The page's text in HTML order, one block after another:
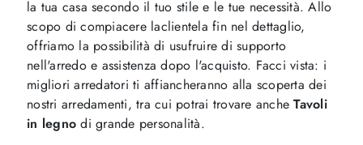
la tua casa secondo il tuo stile e le tue necessità. Allo
scopo di compiacere laclientela fin nel dettaglio,
offriamo la possibilità di usufruire di supporto
nell'arredo e assistenza dopo l'acquisto. Facci vista: i
migliori arredatori ti affiancheranno alla scoperta dei
nostri arredamenti, tra cui potrai trovare ancheTavoli
in legno di grande personalità.